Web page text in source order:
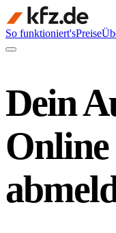
So funktioniert'sPreise
Dein
Online